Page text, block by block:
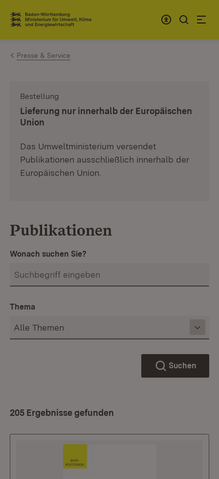
Zum Inhalt springen
Link zur Startseite
Presse & Service
Bestellung
Lieferung nur innerhalb der Europäischen
Union
Das Umweltministerium versendet
Publikationen ausschließlich innerhalb der
Europäischen Union.
Publikationen
Wonach suchen Sie?
Thema
Suchen
205 Ergebnisse gefunden